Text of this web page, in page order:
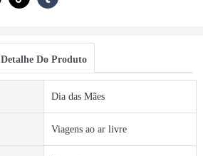
Detalhe Do Produto
Dia das Mães
Viagens ao ar livre